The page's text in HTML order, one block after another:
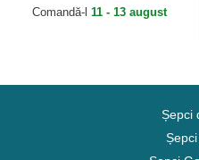
Goorin Bros.
Comandă-l 11 - 13 august
Șepci